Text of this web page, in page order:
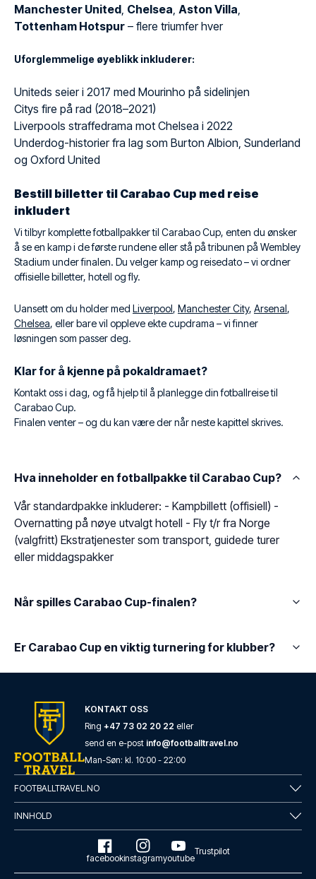
Manchester United, Chelsea, Aston Villa,
Tottenham Hotspur – flere triumfer hver
Uforglemmelige øyeblikk inkluderer:
Uniteds seier i 2017 med Mourinho på sidelinjen
Citys fire på rad (2018–2021)
Liverpools straffedrama mot Chelsea i 2022
Underdog-historier fra lag som Burton Albion, Sunderland
og Oxford United
Bestill billetter til Carabao Cup med reise
inkludert
Vi tilbyr komplette fotballpakker til Carabao Cup, enten du ønsker
å se en kamp i de første rundene eller stå på tribunen på Wembley
Stadium under finalen. Du velger kamp og reisedato – vi ordner
offisielle billetter, hotell og fly.
Uansett om du holder med Liverpool, Manchester City, Arsenal,
Chelsea, eller bare vil oppleve ekte cupdrama – vi finner
løsningen som passer deg.
Klar for å kjenne på pokaldramaet?
Kontakt oss i dag, og få hjelp til å planlegge din fotballreise til
Carabao Cup.
Finalen venter – og du kan være der når neste kapittel skrives.
Hva inneholder en fotballpakke til Carabao Cup?
Vår standardpakke inkluderer: - Kampbillett (offisiell) -
Overnatting på nøye utvalgt hotell - Fly t/r fra Norge
(valgfritt) Ekstratjenester som transport, guidede turer
eller middagspakker
Når spilles Carabao Cup-finalen?
Er Carabao Cup en viktig turnering for klubber?
KONTAKT OSS
Ring +47 73 02 20 22 eller
send en e-post info@footballtravel.no
Man-Søn: kl. 10:00 - 22:00
FOOTBALLTRAVEL.NO
INNHOLD
facebookinstagramyoutube
Trustpilot